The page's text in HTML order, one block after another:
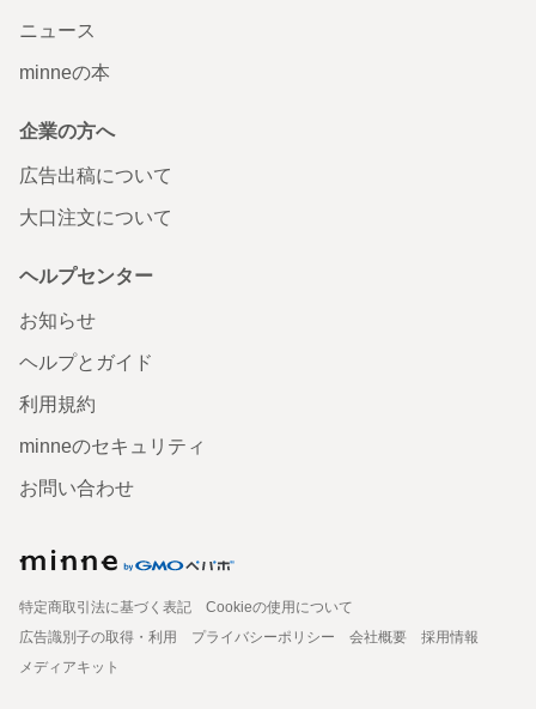
ニュース
minneの本
企業の方へ
広告出稿について
大口注文について
ヘルプセンター
お知らせ
ヘルプとガイド
利用規約
minneのセキュリティ
お問い合わせ
特定商取引法に基づく表記
Cookieの使用について
広告識別子の取得・利用
プライバシーポリシー 会社概要
採用情報
メディアキット